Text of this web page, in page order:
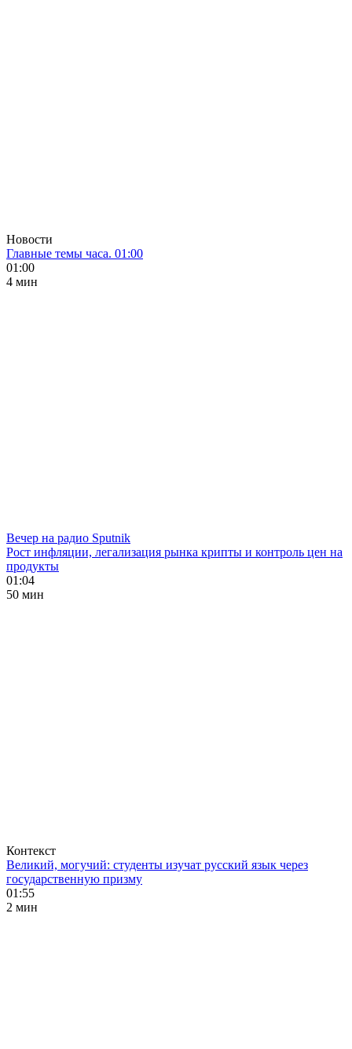
Новости
Главные темы часа. 01:00
01:00
4 мин
Вечер на радио Sputnik
Рост инфляции, легализация рынка крипты и контроль цен на
продукты
01:04
50 мин
Контекст
Великий, могучий: студенты изучат русский язык через
государственную призму
01:55
2 мин